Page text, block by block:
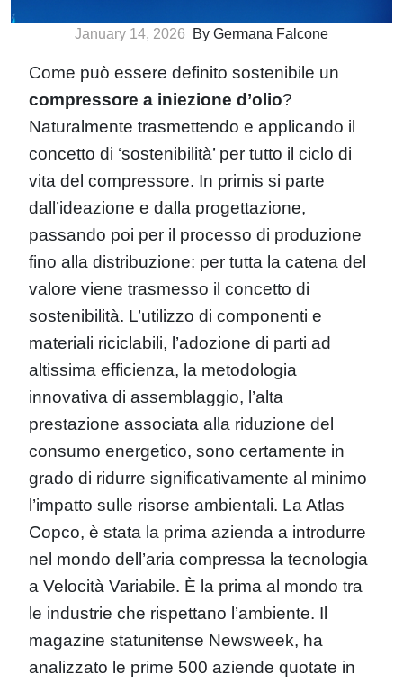
January 14, 2026 By Germana Falcone
Come può essere definito sostenibile un
compressore a iniezione d’olio?
Naturalmente trasmettendo e applicando il
concetto di ‘sostenibilità’ per tutto il ciclo di
vita del compressore. In primis si parte
dall’ideazione e dalla progettazione,
passando poi per il processo di produzione
fino alla distribuzione: per tutta la catena del
valore viene trasmesso il concetto di
sostenibilità. L’utilizzo di componenti e
materiali riciclabili, l’adozione di parti ad
altissima efficienza, la metodologia
innovativa di assemblaggio, l’alta
prestazione associata alla riduzione del
consumo energetico, sono certamente in
grado di ridurre significativamente al minimo
l’impatto sulle risorse ambientali. La Atlas
Copco, è stata la prima azienda a introdurre
nel mondo dell’aria compressa la tecnologia
a Velocità Variabile. È la prima al mondo tra
le industrie che rispettano l’ambiente. Il
magazine statunitense Newsweek, ha
analizzato le prime 500 aziende quotate in